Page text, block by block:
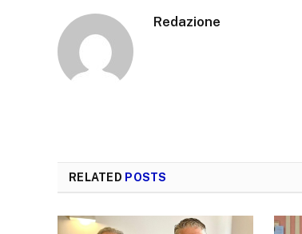
Redazione
RELATED POSTS